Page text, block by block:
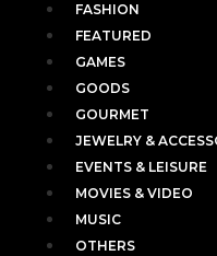
FASHION
FEATURED
GAMES
GOODS
GOURMET
JEWELRY &
EVENTS & LEISURE
MOVIES & VIDEO
MUSIC
OTHERS